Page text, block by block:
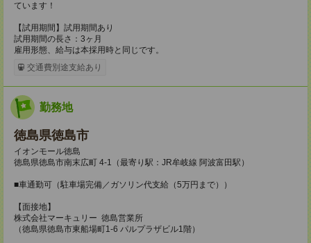
ています！
【試用期間】試用期間あり
試用期間の長さ：3ヶ月
雇用形態、給与は本採用時と同じです。
交通費別途支給あり
勤務地
徳島県徳島市
イオンモール徳島
徳島県徳島市南末広町 4-1（最寄り駅：JR牟岐線 阿波富田駅）
■車通勤可（駐車場完備／ガソリン代支給（5万円まで））
【面接地】
株式会社マーキュリー 徳島営業所
（徳島県徳島市東船場町1-6 パルプラザビル1階）